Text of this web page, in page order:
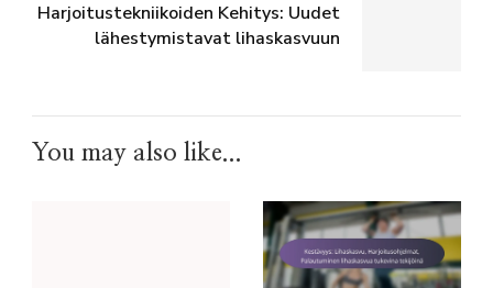
Harjoitustekniikoiden Kehitys: Uudet
lähestymistavat lihaskasvuun
You may also like...